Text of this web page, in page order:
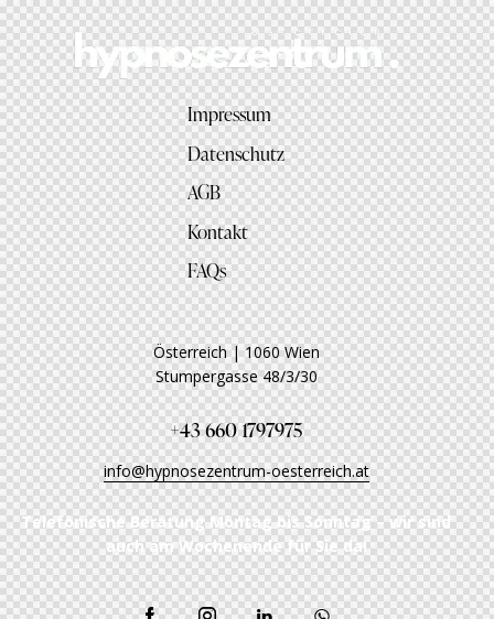
Impressum
Datenschutz
AGB
Kontakt
FAQs
Österreich | 1060 Wien
Stumpergasse 48/3/30
+43 660 1797975
info@hypnosezentrum-oesterreich.at
Telefonische Beratung Montag bis Sonntag – wir sind
auch am Wochenende für Sie da!